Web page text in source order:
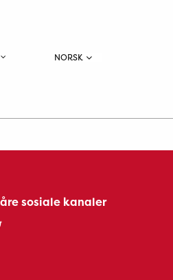
NORSK
sosiale kanaler